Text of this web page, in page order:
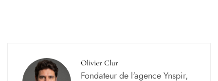
Olivier Clur
Fondateur de l'agence Ynspir,